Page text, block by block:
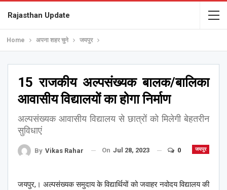
Rajasthan Update
Home अपना शहर चुने जयपुर
15 राजकीय अल्पसंख्यक बालक/बालिका
आवासीय विद्यालयों का होगा निर्माण
अल्पसंख्यक आवासीय विद्यालय से छात्रों को मिलेगी बेहतरीन
सुविधाएं
जयपुर
By Vikas Rahar On Jul 28, 2023 0
जयपुर,। अल्पसंख्यक समुदाय के विद्यार्थियों को जवाहर नवोदय विद्यालय की